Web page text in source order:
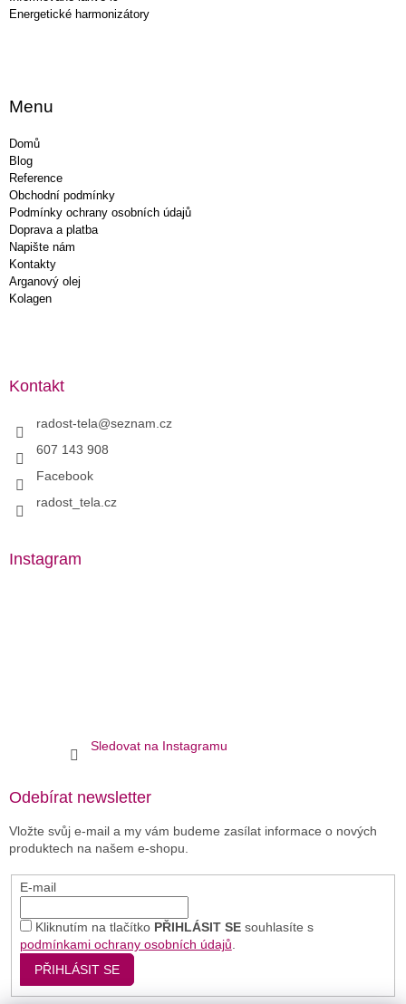
Energetické harmonizátory
Menu
Domů
Blog
Reference
Obchodní podmínky
Podmínky ochrany osobních údajů
Doprava a platba
Napište nám
Kontakty
Arganový olej
Kolagen
Kontakt
radost-tela@seznam.cz
607 143 908
Facebook
radost_tela.cz
Instagram
Sledovat na Instagramu
Odebírat newsletter
Vložte svůj e-mail a my vám budeme zasílat informace o nových
produktech na našem e-shopu.
E-mail
Kliknutím na tlačítko PŘIHLÁSIT SEsouhlasíte s
podmínkami ochrany osobních údajů.
PŘIHLÁSIT SE